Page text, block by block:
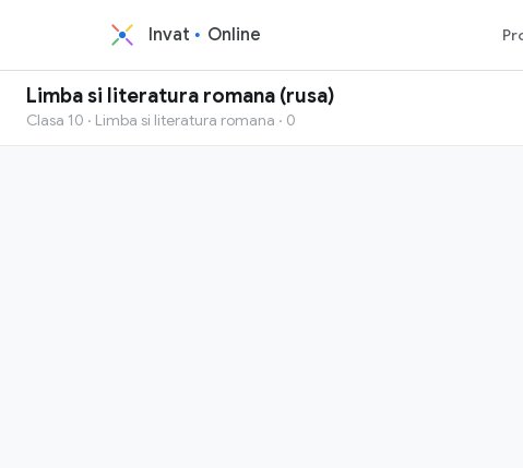
Invat Online
Limba si literatura romana (rusa)
Clasa 10 · Limba si literatura romana · 0